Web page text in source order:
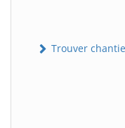
Trouver